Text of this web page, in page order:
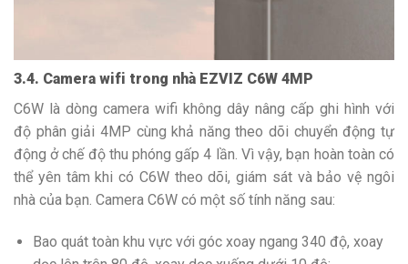
3.4. Camera wifi trong nhà EZVIZ C6W 4MP
C6W là dòng camera wifi không dây nâng cấp ghi hình với
độ phân giải 4MP cùng khả năng theo dõi chuyển động tự
động ở chế độ thu phóng gấp 4 lần. Vì vậy, bạn hoàn toàn có
thể yên tâm khi có C6W theo dõi, giám sát và bảo vệ ngôi
nhà của bạn. Camera C6W có một số tính năng sau:
Bao quát toàn khu vực với góc xoay ngang 340 độ, xoay